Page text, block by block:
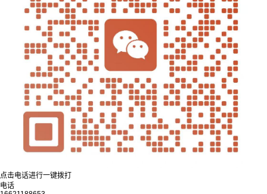
点击电话进行一键拨打
电话